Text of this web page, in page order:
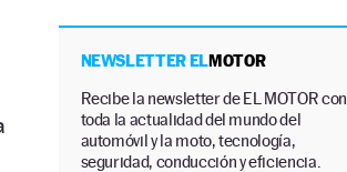
NEWSLETTER ELMOTOR
Recibe la newsletter de EL MOTOR con
toda la actualidad del mundo del
automóvil y la moto, tecnología,
seguridad, conducción y eficiencia.